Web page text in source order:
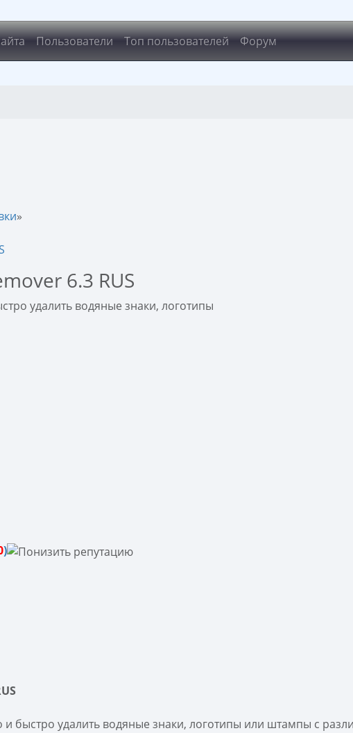
Пользователи Топ пользователей Форум
»
6.3 RUS
удалить водяные знаки, логотипы
)
быстро удалить водяные знаки, логотипы или штампы с